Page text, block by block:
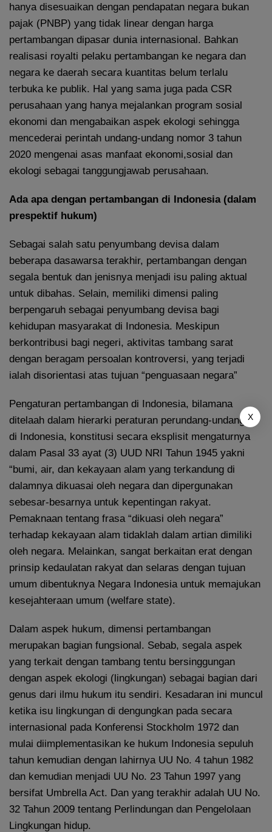
hanya disesuaikan dengan pendapatan negara bukan
pajak (PNBP) yang tidak linear dengan harga
pertambangan dipasar dunia internasional. Bahkan
realisasi royalti pelaku pertambangan ke negara dan
negara ke daerah secara kuantitas belum terlalu
terbuka ke publik. Hal yang sama juga pada CSR
perusahaan yang hanya mejalankan program sosial
ekonomi dan mengabaikan aspek ekologi sehingga
mencederai perintah undang-undang nomor 3 tahun
2020 mengenai asas manfaat ekonomi,sosial dan
ekologi sebagai tanggungjawab perusahaan.
Ada apa dengan pertambangan di Indonesia (dalam
prespektif hukum)
Sebagai salah satu penyumbang devisa dalam
beberapa dasawarsa terakhir, pertambangan dengan
segala bentuk dan jenisnya menjadi isu paling aktual
untuk dibahas. Selain, memiliki dimensi paling
berpengaruh sebagai penyumbang devisa bagi
kehidupan masyarakat di Indonesia. Meskipun
berkontribusi bagi negeri, aktivitas tambang sarat
dengan beragam persoalan kontroversi, yang terjadi
ialah disorientasi atas tujuan “penguasaan negara”
Pengaturan pertambangan di Indonesia, bilamana
ditelaah dalam hierarki peraturan perundang-undangan
di Indonesia, konstitusi secara eksplisit mengaturnya
dalam Pasal 33 ayat (3) UUD NRI Tahun 1945 yakni
“bumi, air, dan kekayaan alam yang terkandung di
dalamnya dikuasai oleh negara dan dipergunakan
sebesar-besarnya untuk kepentingan rakyat.
Pemaknaan tentang frasa “dikuasi oleh negara”
terhadap kekayaan alam tidaklah dalam artian dimiliki
oleh negara. Melainkan, sangat berkaitan erat dengan
prinsip kedaulatan rakyat dan selaras dengan tujuan
umum dibentuknya Negara Indonesia untuk memajukan
kesejahteraan umum (welfare state).
Dalam aspek hukum, dimensi pertambangan
merupakan bagian fungsional. Sebab, segala aspek
yang terkait dengan tambang tentu bersinggungan
dengan aspek ekologi (lingkungan) sebagai bagian dari
genus dari ilmu hukum itu sendiri. Kesadaran ini muncul
ketika isu lingkungan di dengungkan pada secara
internasional pada Konferensi Stockholm 1972 dan
mulai diimplementasikan ke hukum Indonesia sepuluh
tahun kemudian dengan lahirnya UU No. 4 tahun 1982
dan kemudian menjadi UU No. 23 Tahun 1997 yang
bersifat Umbrella Act. Dan yang terakhir adalah UU No.
32 Tahun 2009 tentang Perlindungan dan Pengelolaan
Lingkungan hidup.
X